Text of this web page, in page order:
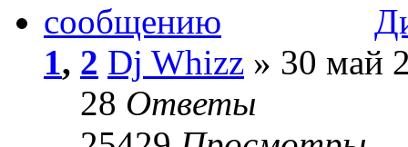
1, 2 Dj Whizz » 30 май
28 Ответы